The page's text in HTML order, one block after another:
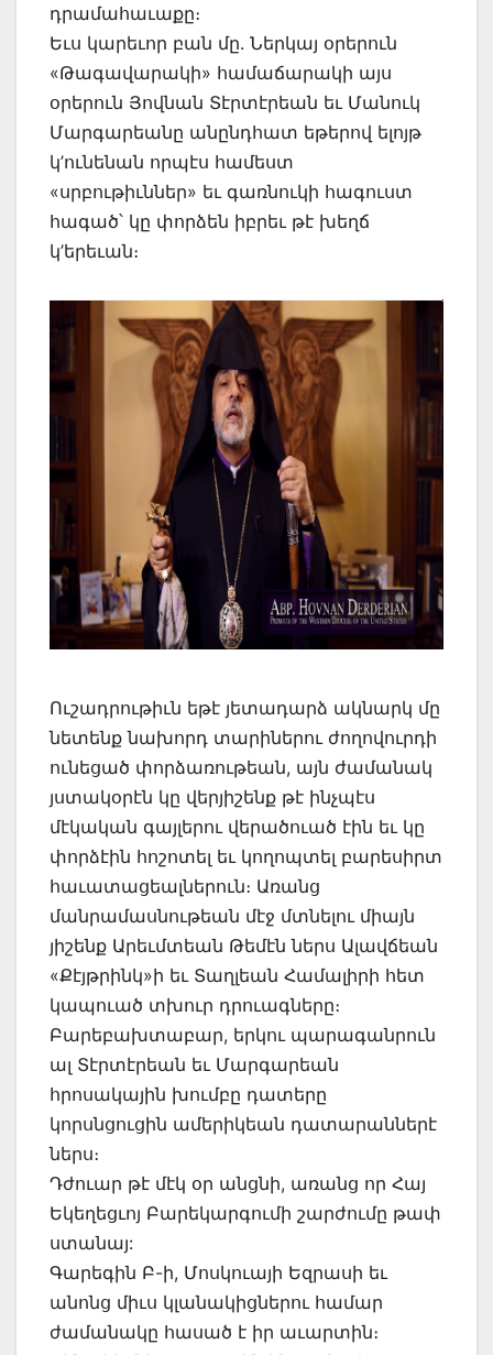
դրամահաւաքը։
Եւս կարեւոր բան մը. Ներկայ օրերուն
«Թագավարակի» համաճարակի այս
օրերուն Յովնան Տէրտէրեան եւ Մանուկ
Մարգարեանը անընդհատ եթերով ելոյթ
կ’ունենան որպէս համեստ
«սրբութիւններ» եւ գառնուկի հագուստ
հագած՝ կը փորձեն իբրեւ թէ խեղճ
կ’երեւան։
Ուշադրութիւն եթէ յետադարձ ակնարկ մը
նետենք նախորդ տարիներու ժողովուրդի
ունեցած փորձառութեան, այն ժամանակ
յստակօրէն կը վերյիշենք թէ ինչպէս
մէկական գայլերու վերածուած էին եւ կը
փորձէին հոշոտել եւ կողոպտել բարեսիրտ
հաւատացեալներուն։ Առանց
մանրամասնութեան մէջ մտնելու միայն
յիշենք Արեւմտեան Թեմէն ներս Ալավճեան
«Քէյթրինկ»ի եւ Տաղլեան Համալիրի հետ
կապուած տխուր դրուագները։
Բարեբախտաբար, երկու պարագանրուն
ալ Տէրտէրեան եւ Մարգարեան
հրոսակային խումբը դատերը
կորսնցուցին ամերիկեան դատարաններէ
ներս։
Դժուար թէ մէկ օր անցնի, առանց որ Հայ
Եկեղեցւոյ Բարեկարգումի շարժումը թափ
ստանայ:
Գարեգին Բ-ի, Մոսկուայի Եզրասի եւ
անոնց միւս կլանակիցներու համար
ժամանակը հասած է իր աւարտին։